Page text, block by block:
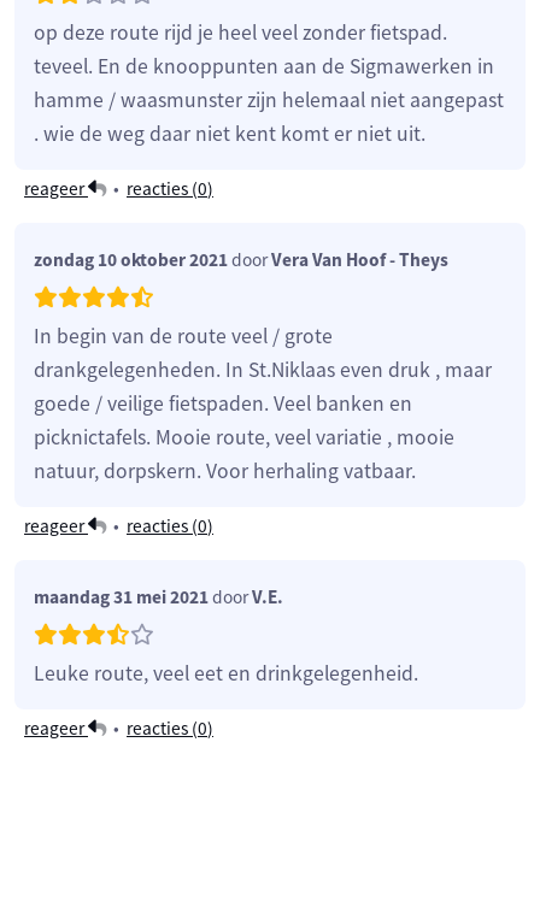
op deze route rijd je heel veel zonder fietspad.
teveel. En de knooppunten aan de Sigmawerken in
hamme / waasmunster zijn helemaal niet aangepast
. wie de weg daar niet kent komt er niet uit.
reageer • reacties (0)
zondag 10 oktober 2021doorVera Van Hoof - Theys
In begin van de route veel / grote
drankgelegenheden. In St.Niklaas even druk , maar
goede / veilige fietspaden. Veel banken en
picknictafels. Mooie route, veel variatie , mooie
natuur, dorpskern. Voor herhaling vatbaar.
reageer • reacties (0)
maandag 31 mei 2021doorV.E.
Leuke route, veel eet en drinkgelegenheid.
reageer • reacties (0)